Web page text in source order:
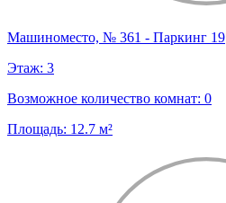
Машиноместо, № 361 - Паркинг 19
Этаж: 3
Возможное количество комнат: 0
Площадь: 12.7 м²